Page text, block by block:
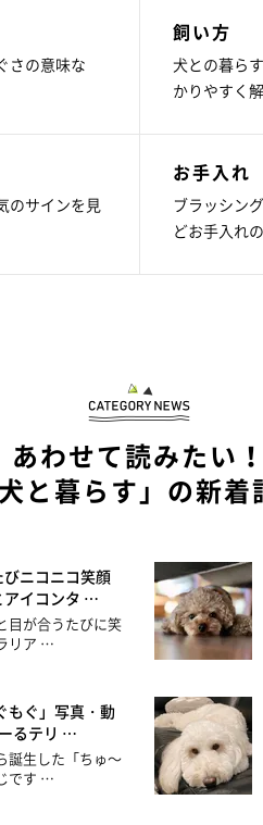
さの意味な
飼い方
犬との暮ら
かりやすく
のサインを見
お手入れ
ブラッシン
どお手入れ
あわせて読みたい！
犬と暮らす」の新着
ニコニコ笑顔
イコンタ …
目が合うたびに笑
リア …
もぐ」写真・動
るテリ …
誕生した「ちゅ～
です …